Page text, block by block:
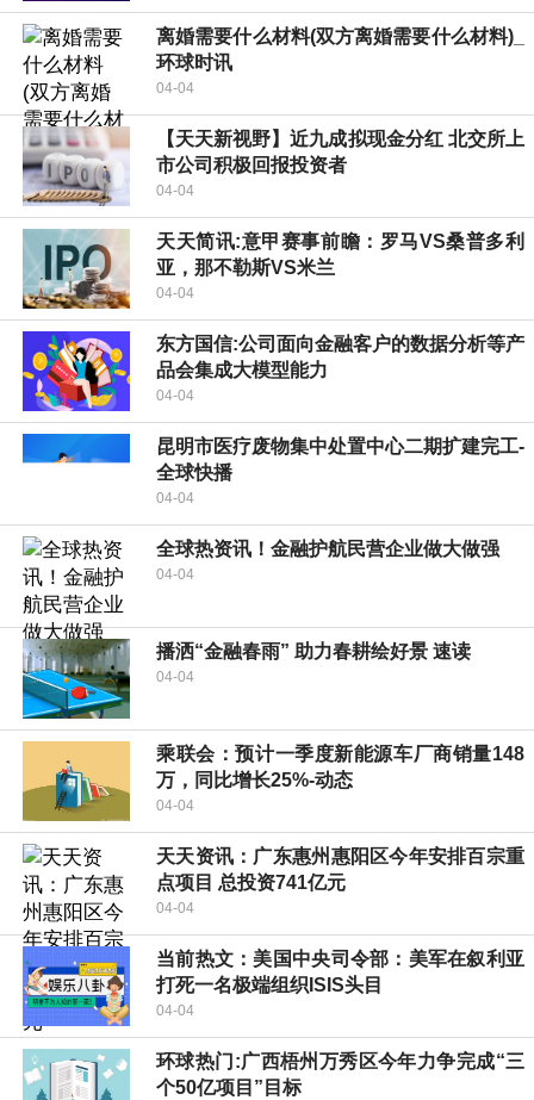
离婚需要什么材料(双方离婚需要什么材料)_
环球时讯
04-04
【天天新视野】近九成拟现金分红 北交所上
市公司积极回报投资者
04-04
天天简讯:意甲赛事前瞻：罗马VS桑普多利
亚，那不勒斯VS米兰
04-04
东方国信:公司面向金融客户的数据分析等产
品会集成大模型能力
04-04
昆明市医疗废物集中处置中心二期扩建完工-
全球快播
04-04
全球热资讯！金融护航民营企业做大做强
04-04
播洒“金融春雨” 助力春耕绘好景 速读
04-04
乘联会：预计一季度新能源车厂商销量148
万，同比增长25%-动态
04-04
天天资讯：广东惠州惠阳区今年安排百宗重
点项目 总投资741亿元
04-04
当前热文：美国中央司令部：美军在叙利亚
打死一名极端组织ISIS头目
04-04
环球热门:广西梧州万秀区今年力争完成“三
个50亿项目”目标